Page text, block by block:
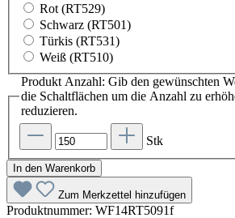
Rot (RT529)
Schwarz (RT501)
Türkis (RT531)
Weiß (RT510)
Produkt Anzahl: Gib den gewünschten
die Schaltflächen um die Anzahl zu
reduzieren.
Stk
In den Warenkorb
Zum Merkzettel hinzufügen
Produktnummer: WF14RT5091f